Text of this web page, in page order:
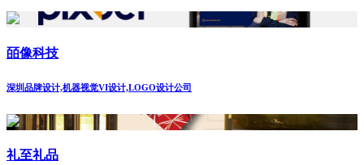
皕像科技
深圳品牌设计,机器视觉VI设计,LOGO设计公司
礼至礼品